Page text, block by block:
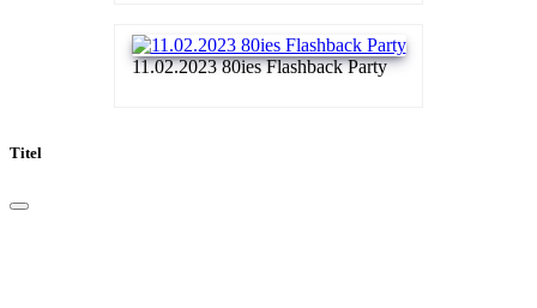
11.02.2023 80ies Flashback Party
Titel